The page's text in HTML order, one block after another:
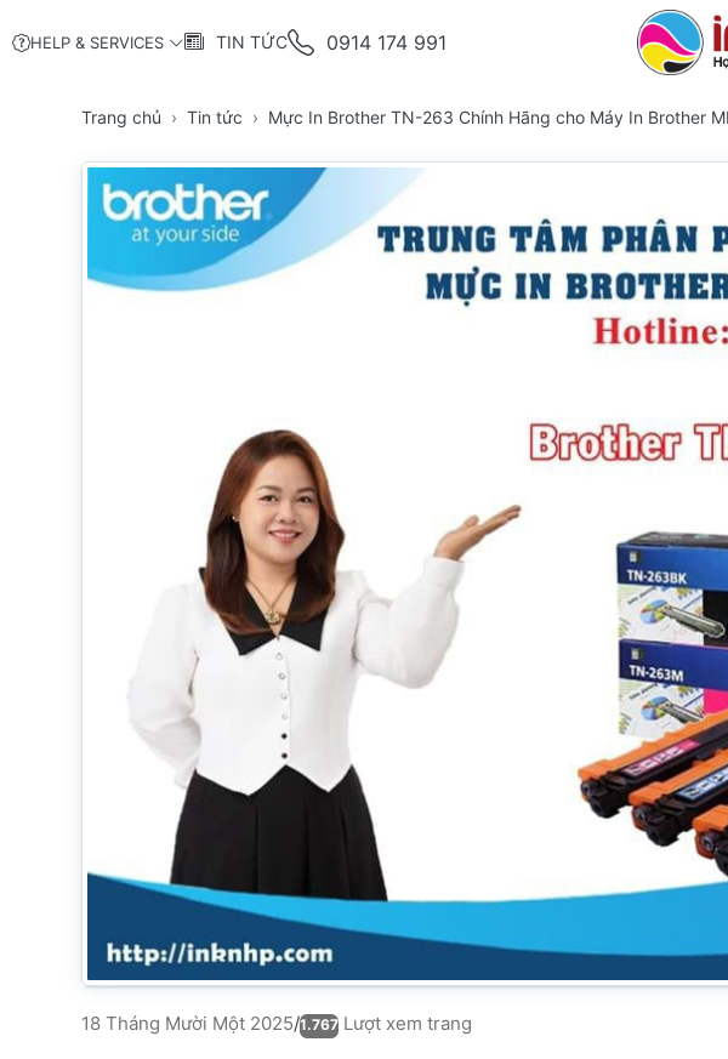
HELP & SERVICES TIN TỨC 0914 174 991
Trang chủ Tin tức Mực In Brother TN-263 Chính Hãng cho Máy In Brother
18 Tháng Mười Một 2025/1.767 Lượt xem trang